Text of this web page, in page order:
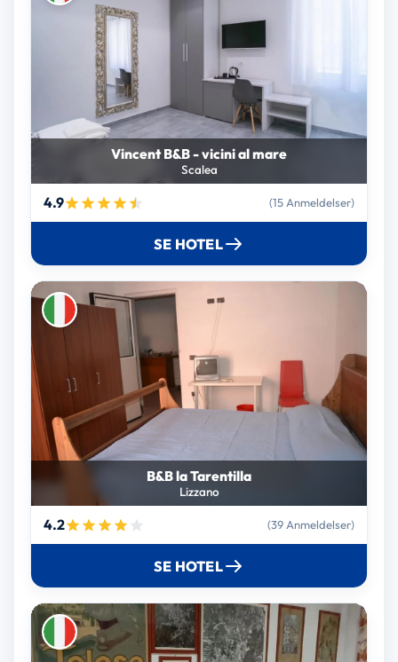
Vincent B&B - vicini al mare
Scalea
4.9 (15 Anmeldelser)
SE HOTEL
B&B la Tarentilla
Lizzano
4.2 (39 Anmeldelser)
SE HOTEL